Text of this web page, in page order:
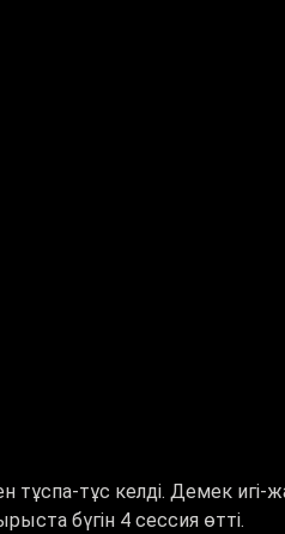
тұспа-тұс келді. Демек
бүгін 4 сессия өтті.